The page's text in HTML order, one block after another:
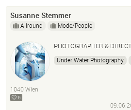
Susanne Stemmer
Allround Mode/People
PHOTOGRAPHER &
Under Water Photography
1040 Wien
5